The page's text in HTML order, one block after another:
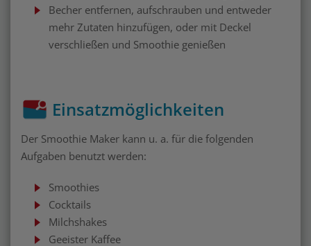
Becher entfernen, aufschrauben und entweder
mehr Zutaten hinzufügen, oder mit Deckel
verschließen und Smoothie genießen
Einsatzmöglichkeiten
Der Smoothie Maker kann u. a. für die folgenden
Aufgaben benutzt werden:
Smoothies
Cocktails
Milchshakes
Geeister Kaffee